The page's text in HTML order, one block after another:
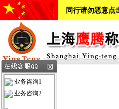
同行请勿恶意
业务咨询1
业务咨询2